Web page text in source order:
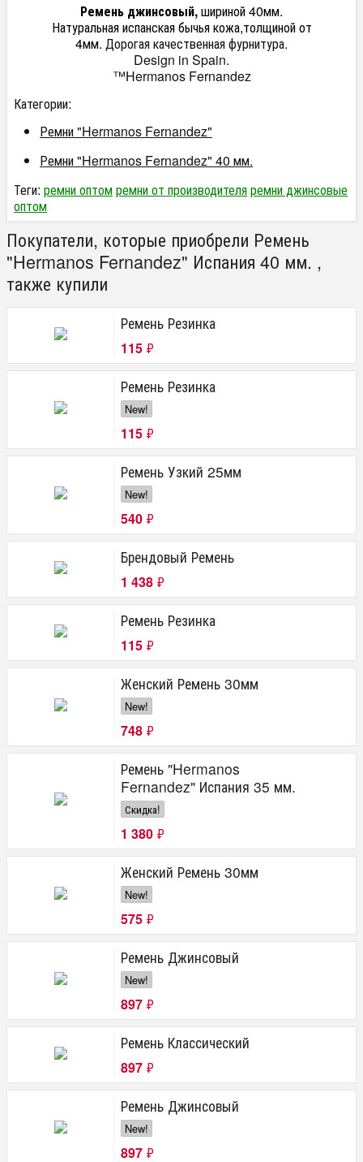
Ремень джинсовый,шириной 40мм.
Натуральная испанская бычья кожа,толщиной от
4мм. Дорогая качественная фурнитура.
Design in Spain.
™Hermanos Fernandez
Категории:
Ремни "Hermanos Fernandez"
Ремни "Hermanos Fernandez" 40 мм.
Теги: ремни оптомремни от производителяремни джинсовые
оптом
Покупатели, которые приобрели Ремень
"Hermanos Fernandez" Испания 40 мм. ,
также купили
Ремень Резинка
115 ₽
Ремень Резинка
New!
115 ₽
Ремень Узкий 25мм
New!
540 ₽
Брендовый Ремень
1 438 ₽
Ремень Резинка
115 ₽
Женский Ремень 30мм
New!
748 ₽
Ремень "Hermanos
Fernandez" Испания 35 мм.
Скидка!
1 380 ₽
Женский Ремень 30мм
New!
575 ₽
Ремень Джинсовый
New!
897 ₽
Ремень Классический
897 ₽
Ремень Джинсовый
New!
897 ₽